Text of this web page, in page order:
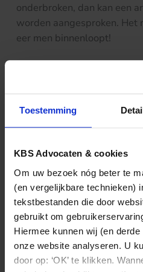
Toestemming
KBS Advocaten & cookies
Om uw bezoek nóg beter te
(en vergelijkbare technieken)
tekstbestanden die door
gebruikt om
Hiermee kunnen wij (en
onze website analyseren. U
door op: ‘OK’ te klikken.
onderbroken, dan kan een
worden aangesproken. Het
eer men binnenloopt!
Nieuws & kennis
Ook interessant?